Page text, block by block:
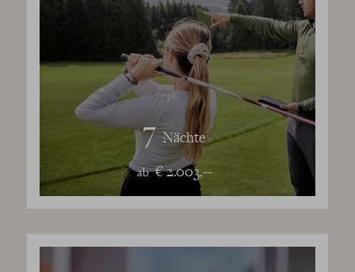
7 Nächte
ab € 2.003,--